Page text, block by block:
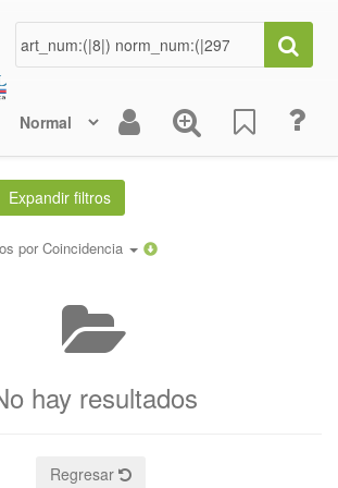
por Coincidencia
hay resultados
Regresar